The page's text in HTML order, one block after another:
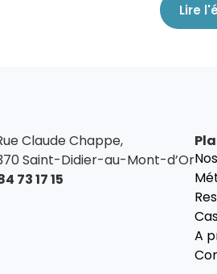
Lire
Claude Chappe,
Saint-Didier-au-Mont-d’Or
73 17 15
A